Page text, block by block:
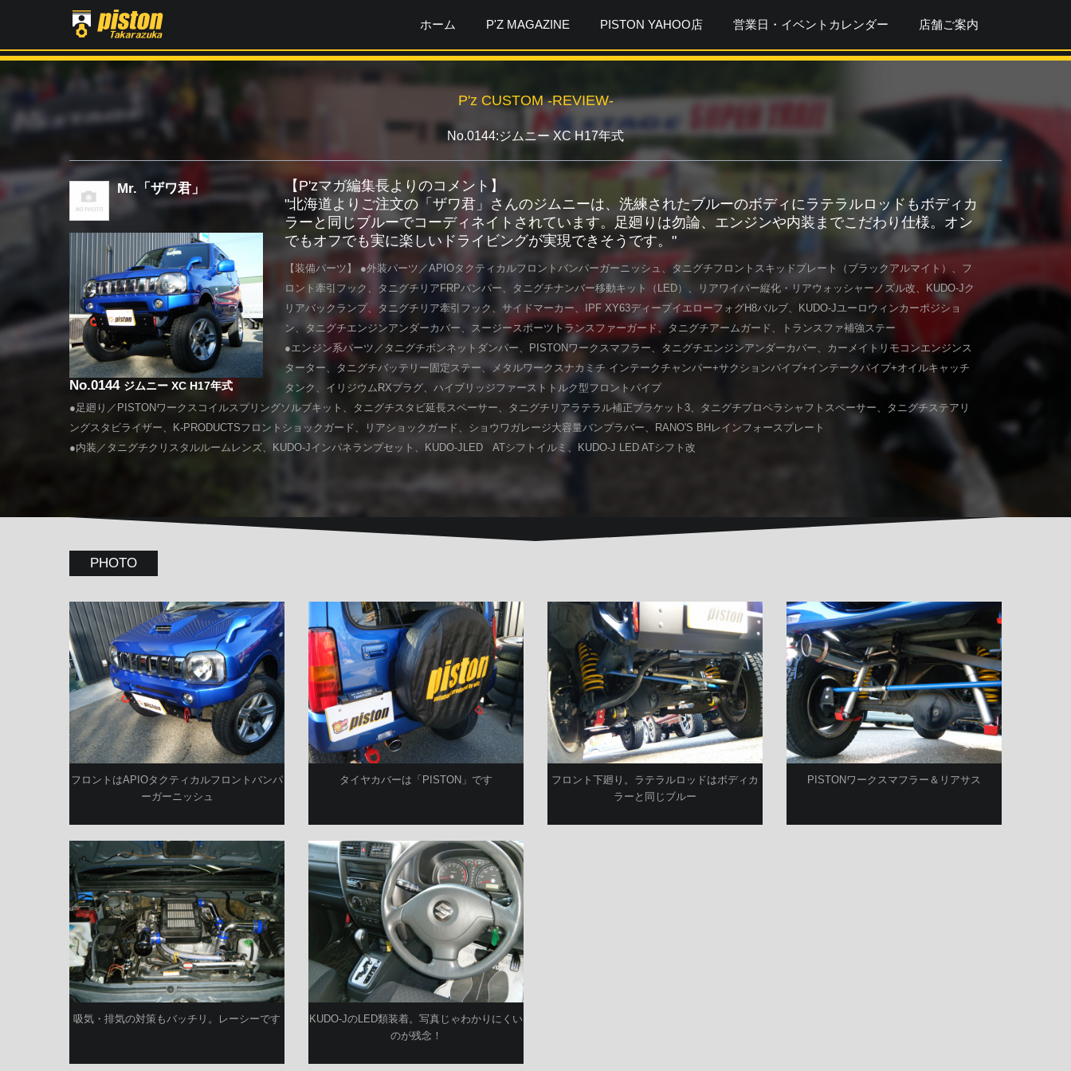
ホーム P'Z MAGAZINE PISTON YAHOO店 営業日・イベントカレンダー 店舗ご案内
P'z CUSTOM -REVIEW-
No.0144:ジムニー XC H17年式
Mr.「ザワ君」
No.0144 ジムニー XC H17年式
【P'zマガ編集長よりのコメント】
"北海道よりご注文の「ザワ君」さんのジムニーは、洗練されたブルーのボディにラテラルロッドもボディカ
ラーと同じブルーでコーディネイトされています。足廻りは勿論、エンジンや内装までこだわり仕様。オン
でもオフでも実に楽しいドライビングが実現できそうです。"
【装備パーツ】 ●外装パーツ／APIOタクティカルフロントバンパーガーニッシュ、タニグチフロントスキッドプレート（ブラックアルマイト）、フ
ロント牽引フック、タニグチリアFRPバンパー、タニグチナンバー移動キット（LED）、リアワイパー縦化・リアウォッシャーノズル改、KUDO-Jク
リアバックランプ、タニグチリア牽引フック、サイドマーカー、IPF XY63ディープイエローフォグH8バルブ、KUDO-Jユーロウィンカーポジショ
ン、タニグチエンジンアンダーカバー、スージースポーツトランスファーガード、タニグチアームガード、トランスファ補強ステー
●エンジン系パーツ／タニグチボンネットダンパー、PISTONワークスマフラー、タニグチエンジンアンダーカバー、カーメイトリモコンエンジンス
ターター、タニグチバッテリー固定ステー、メタルワークスナカミチ インテークチャンパー+サクションパイプ+インテークパイプ+オイルキャッチ
タンク、イリジウムRXプラグ、ハイブリッジファーストトルク型フロントパイプ
●足廻り／PISTONワークスコイルスプリングソルブキット、タニグチスタビ延長スペーサー、タニグチリアラテラル補正ブラケット3、タニグチプロペラシャフトスペーサー、タニグチステアリ
ングスタビライザー、K-PRODUCTSフロントショックガード、リアショックガード、ショウワガレージ大容量バンプラバー、RANO'S BHレインフォースプレート
●内装／タニグチクリスタルルームレンズ、KUDO-Jインパネランプセット、KUDO-JLED ATシフトイルミ、KUDO-J LED ATシフト改
PHOTO
フロントはAPIOタクティカルフロントバンパ
ーガーニッシュ
タイヤカバーは「PISTON」です
フロント下廻り。ラテラルロッドはボディカ
ラーと同じブルー
PISTONワークスマフラー＆リアサス
吸気・排気の対策もバッチリ。レーシーです
KUDO-JのLED類装着。写真じゃわかりにくい
のが残念！